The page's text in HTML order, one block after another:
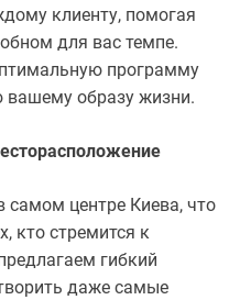
клиенту, помогая
для вас темпе.
программу
вашему образу жизни.
самом центре Киева, что
кто стремится к
гибкий
даже самые